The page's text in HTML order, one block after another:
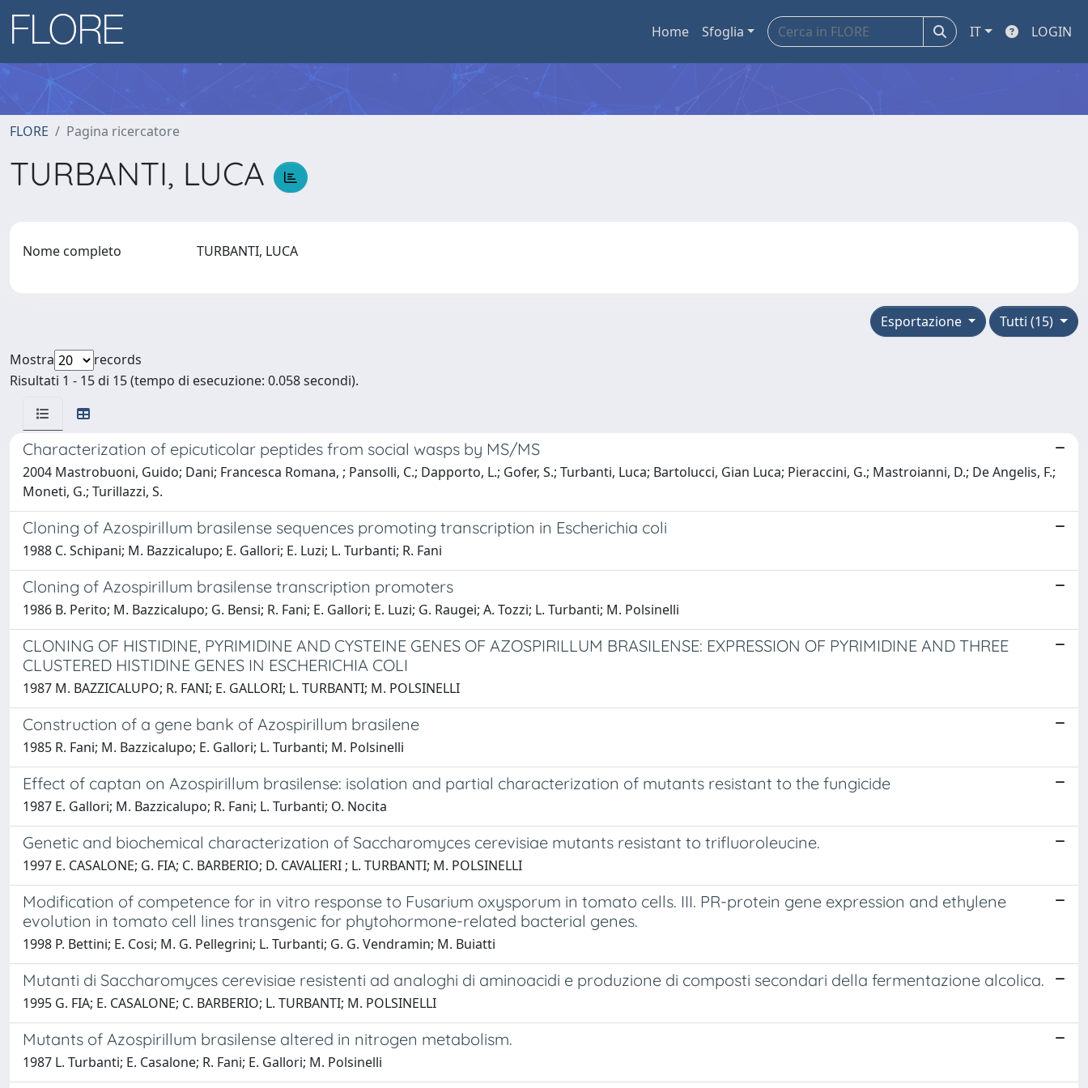
Home Sfoglia IT LOGIN
FLORE Pagina ricercatore
TURBANTI, LUCA
Nome completo TURBANTI, LUCA
Tutti (15)
Esportazione
Mostra
records
Risultati 1 - 15 di 15 (tempo di esecuzione: 0.058 secondi).
Characterization of epicuticolar peptides from social wasps by MS/MS
2004 Mastrobuoni, Guido; Dani; Francesca Romana, ; Pansolli, C.; Dapporto, L.; Gofer, S.; Turbanti, Luca; Bartolucci, Gian Luca; Pieraccini, G.; Mastroianni, D.; De Angelis, F.;
Moneti, G.; Turillazzi, S.
Cloning of Azospirillum brasilense sequences promoting transcription in Escherichia coli
1988 C. Schipani; M. Bazzicalupo; E. Gallori; E. Luzi; L. Turbanti; R. Fani
Cloning of Azospirillum brasilense transcription promoters
1986 B. Perito; M. Bazzicalupo; G. Bensi; R. Fani; E. Gallori; E. Luzi; G. Raugei; A. Tozzi; L. Turbanti; M. Polsinelli
CLONING OF HISTIDINE, PYRIMIDINE AND CYSTEINE GENES OF AZOSPIRILLUM BRASILENSE: EXPRESSION OF PYRIMIDINE AND THREE
CLUSTERED HISTIDINE GENES IN ESCHERICHIA COLI
1987 M. BAZZICALUPO; R. FANI; E. GALLORI; L. TURBANTI; M. POLSINELLI
Construction of a gene bank of Azospirillum brasilene
1985 R. Fani; M. Bazzicalupo; E. Gallori; L. Turbanti; M. Polsinelli
Effect of captan on Azospirillum brasilense: isolation and partial characterization of mutants resistant to the fungicide
1987 E. Gallori; M. Bazzicalupo; R. Fani; L. Turbanti; O. Nocita
Genetic and biochemical characterization of Saccharomyces cerevisiae mutants resistant to trifluoroleucine.
1997 E. CASALONE; G. FIA; C. BARBERIO; D. CAVALIERI ; L. TURBANTI; M. POLSINELLI
Modification of competence for in vitro response to Fusarium oxysporum in tomato cells. III. PR-protein gene expression and ethylene
evolution in tomato cell lines transgenic for phytohormone-related bacterial genes.
1998 P. Bettini; E. Cosi; M. G. Pellegrini; L. Turbanti; G. G. Vendramin; M. Buiatti
Mutanti di Saccharomyces cerevisiae resistenti ad analoghi di aminoacidi e produzione di composti secondari della fermentazione alcolica.
1995 G. FIA; E. CASALONE; C. BARBERIO; L. TURBANTI; M. POLSINELLI
Mutants of Azospirillum brasilense altered in nitrogen metabolism.
1987 L. Turbanti; E. Casalone; R. Fani; E. Gallori; M. Polsinelli